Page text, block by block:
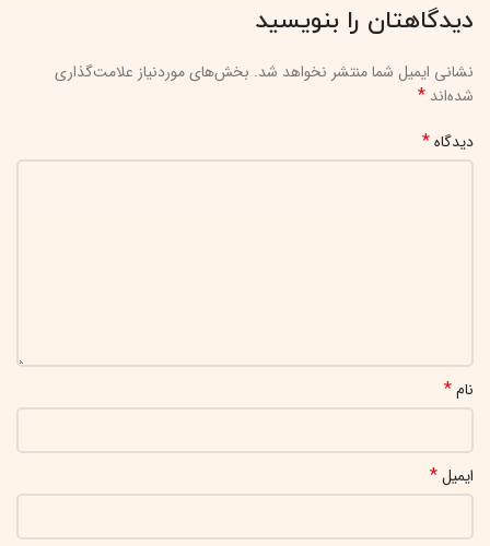
دیدگاهتان را بنویسید
نشانی ایمیل شما منتشر نخواهد شد. بخش‌های موردنیاز علامت‌گذاری
شده‌اند *
دیدگاه*
نام*
ایمیل*